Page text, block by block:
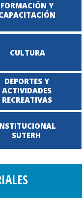
CULTURA
DEPORTES Y
ACTIVIDADES
RECREATIVAS
SUTERH
FORMACIÓN Y